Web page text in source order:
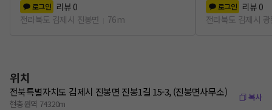
로그인 리뷰 0
전라북도 김제시 진봉면
76m
로그인 리뷰 0
전라북도 김제시
위치
전북특별자치도 김제시 진봉면 진봉1길 15-3, (진봉면사무소)
현충원역 74320m
복사